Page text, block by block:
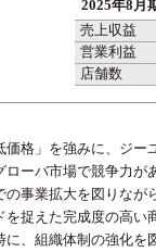
2025年8月
売上収益
営業利益
店舗数
価格」を強みに、ジー
ローバ市場で競争力が
の事業拡大を図りなが
を捉えた完成度の高い
に、組織体制の強化を